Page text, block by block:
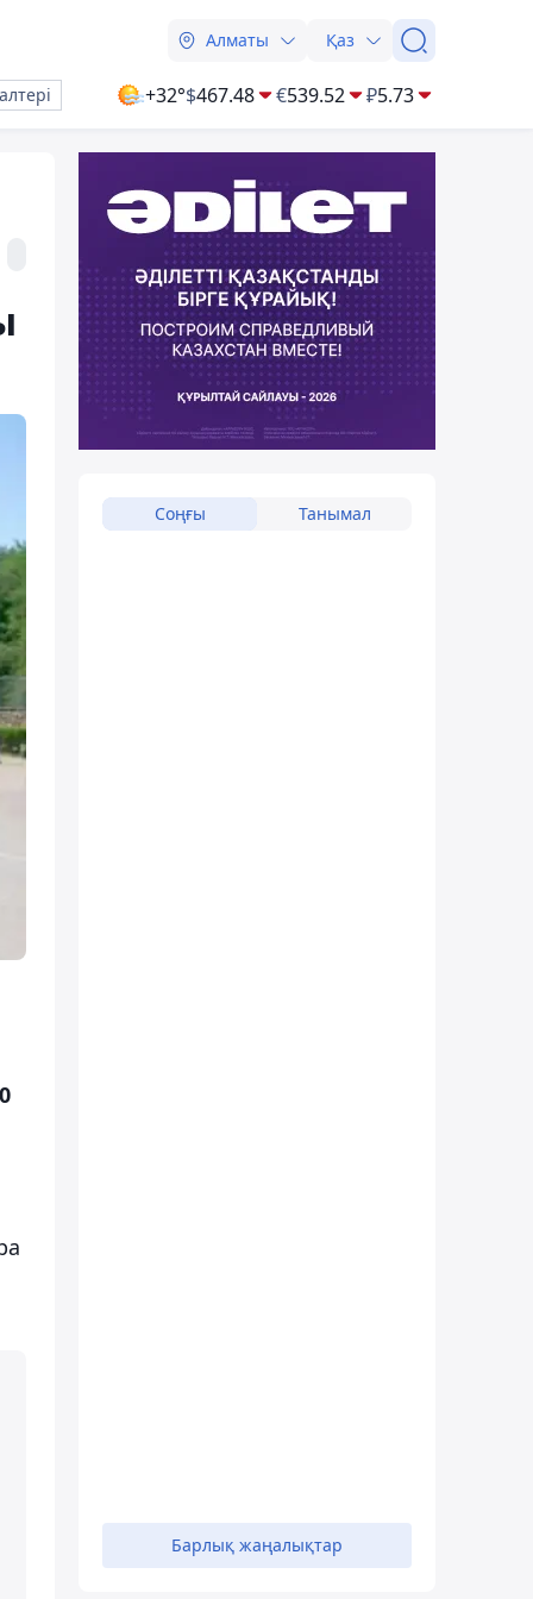
Алматы Қаз
+32°$467.48 €539.52 ₽5.73
Соңғы Танымал
Барлық жаңалықтар